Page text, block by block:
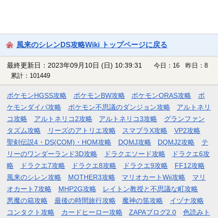
風来のシレンDS攻略Wiki トップページに戻る
最終更新日：2023年09月10日 (日) 10:39:31
今日：16 昨日：8
累計：101449
ポケモンHGSS攻略 ポケモンBW攻略 ポケモンORAS攻略
ポ
ケモンダイパ攻略
ポケモン不思議のダンジョン攻略
アルトネリ
コ攻略
アルトネリコ2攻略 アルトネリコ3攻略
グランファン
タズム攻略
リーズのアトリエ攻略 スマブラX攻略
VP2攻略
聖剣伝説4・DS(COM)・HOM攻略
DQMJ攻略 DQMJ2攻略
テ
リーのワンダーランド3D攻略
ドラクエソード攻略
ドラクエ6攻
略
ドラクエ7攻略 ドラクエ8攻略 ドラクエ9攻略
FF12攻略
風来のシレン攻略
MOTHER3攻略 マリオカートWii攻略
マリ
オカート7攻略
MHP2G攻略
レイトン教授と不思議な町攻略
悪魔の箱攻略
最後の時間旅行攻略 魔神の笛攻略
イヅナ攻略
コンタクト攻略
カードヒーロー攻略 ZAPAブログ2.0 色読みト